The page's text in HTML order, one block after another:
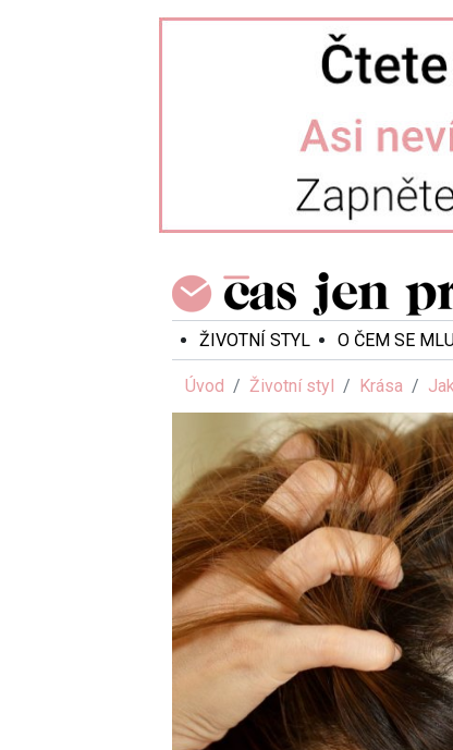
ŽIVOTNÍ STYL O ČEM SE
Úvod Životní styl Krása